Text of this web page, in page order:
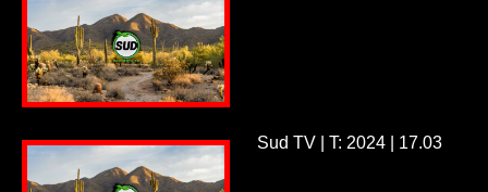
Sud TV | T: 2024 | 17.03